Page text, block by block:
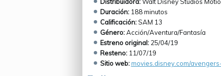
Duración:188 minutos
Calificación:SAM 13
Género:Acción/Aventura/Fantasía
Estreno original:25/04/19
Resteno: 11/07/19
Sitio web:movies.disney.com/